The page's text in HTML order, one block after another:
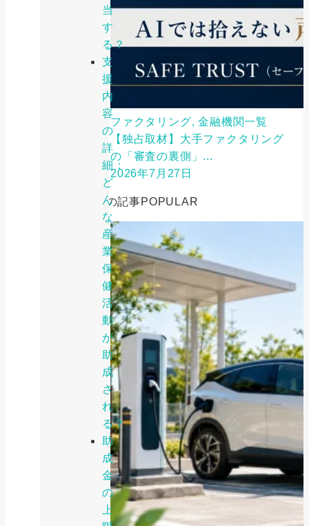
当
す
る？
支
援
内
容
の
詳
細：
ど
ん
な
産
業
保
健
活
動
が
助
成
さ
れ
る？
助
成
金
の
上
ファクタリング, 金融機関一覧
【独占取材】大手ファクタリング
の「審査の裏側」...
2026年7月27日
人気の記事POPULAR